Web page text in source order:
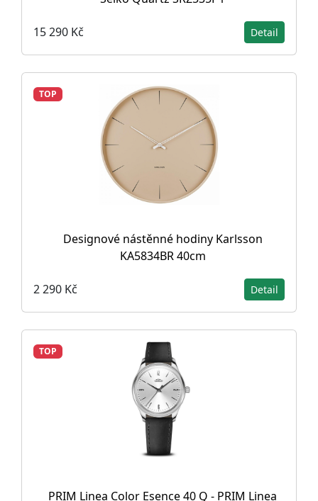
15 290 Kč Detail
TOP
Designové nástěnné hodiny Karlsson
KA5834BR 40cm
2 290 Kč Detail
TOP
PRIM Linea Color Esence 40 Q - PRIM Linea